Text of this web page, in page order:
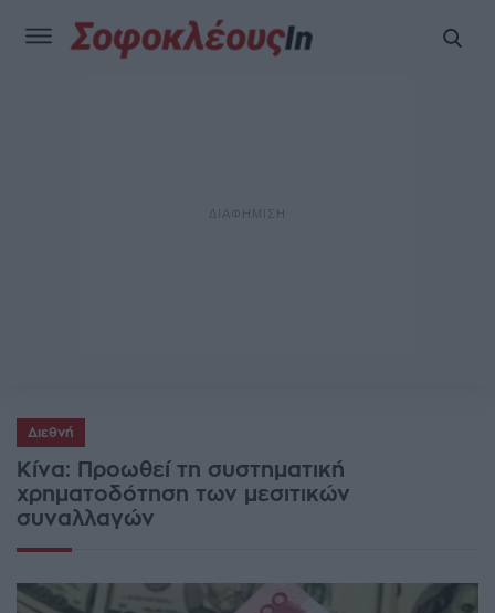
Διεθνή
Κίνα: Προωθεί τη συστηματική
χρηματοδότηση των μεσιτικών
συναλλαγών